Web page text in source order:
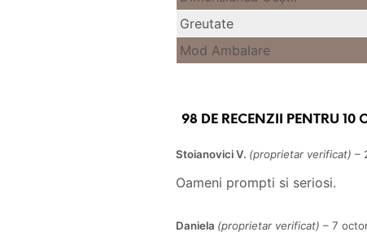
Greutate
Mod Ambalare
98 DE RECENZII PENTRU 10
Stoianovici V. (proprietar verificat) –
Oameni prompti si seriosi.
Daniela (proprietar verificat) – 7